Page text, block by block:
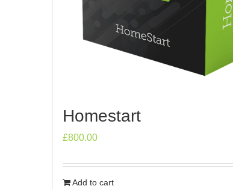
Homestart
£800.00
Add to cart